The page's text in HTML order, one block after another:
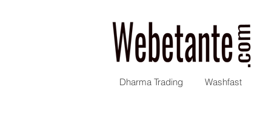
Dharma Trading Washfast